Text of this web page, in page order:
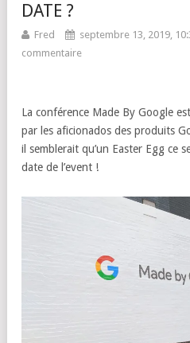
DATE ?
Fred septembre 13, 2019,
commentaire
La conférence Made By Google
par les aficionados des produits
il semblerait qu’un Easter Egg ce
date de l’event !